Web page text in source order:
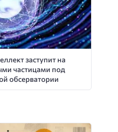
заступит на
частицами под
обсерватории